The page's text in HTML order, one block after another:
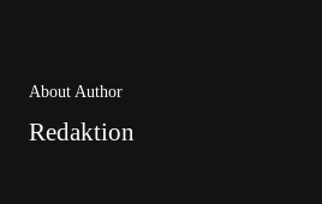
About Author
Redaktion